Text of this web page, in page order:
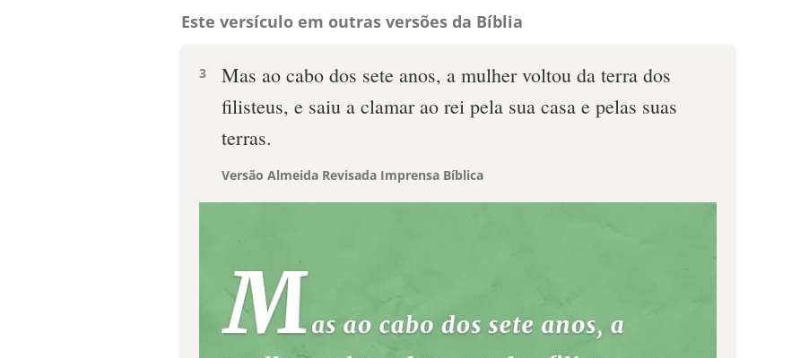
Este versículo em outras versões da Bíblia
3
Mas ao cabo dos sete anos, a mulher voltou da terra dos
filisteus, e saiu a clamar ao rei pela sua casa e pelas suas
terras.
Versão Almeida Revisada Imprensa Bíblica